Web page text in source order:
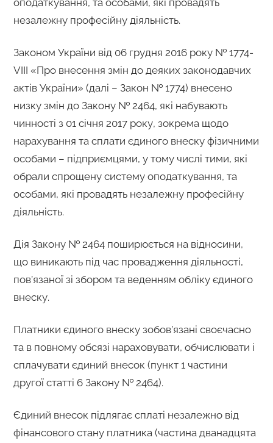
незалежну професійну діяльність.
Законом України від 06 грудня 2016 року № 1774-
VІІІ «Про внесення змін до деяких законодавчих
актів України» (далі – Закон № 1774) внесено
низку змін до Закону № 2464, які набувають
чинності з 01 січня 2017 року, зокрема щодо
нарахування та сплати єдиного внеску фізичними
особами – підприємцями, у тому числі тими, які
обрали спрощену систему оподаткування, та
особами, які провадять незалежну професійну
діяльність.
Дія Закону № 2464 поширюється на відносини,
що виникають під час провадження діяльності,
пов’язаної зі збором та веденням обліку єдиного
внеску.
Платники єдиного внеску зобов’язані своєчасно
та в повному обсязі нараховувати, обчислювати і
сплачувати єдиний внесок (пункт 1 частини
другої статті 6 Закону № 2464).
Єдиний внесок підлягає сплаті незалежно від
фінансового стану платника (частина дванадцята